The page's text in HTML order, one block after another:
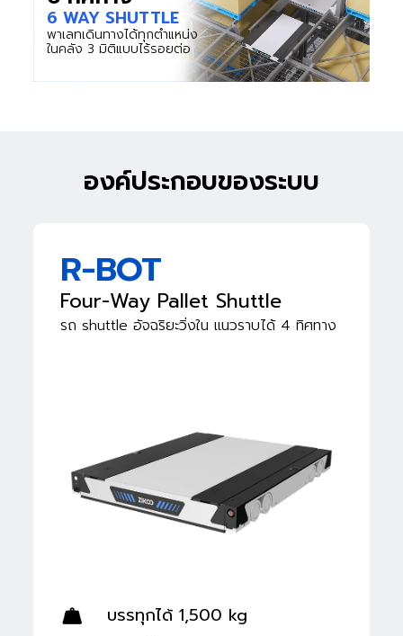
6 WAY SHUTTLE
พาเลทเดินทางได้ทุกตำแหน่ง
ในคลัง 3 มิติแบบไร้รอยต่อ
องค์ประกอบของระบบ
R-BOT
Four-Way Pallet Shuttle
รถ shuttle อัจฉริยะวิ่งใน แนวราบได้ 4 ทิศทาง
บรรทุกได้ 1,500 kg